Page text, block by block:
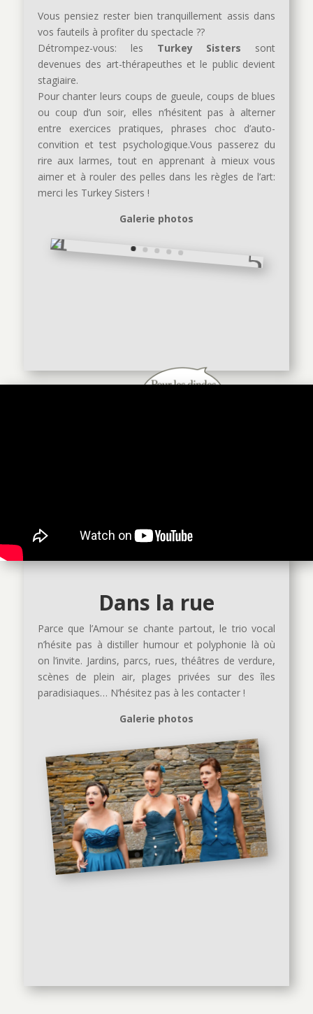
Vous pensiez rester bien tranquillement assis dans
vos fauteils à profiter du spectacle ??
Détrompez-vous: les Turkey Sisters sont
devenues des art-thérapeuthes et le public devient
stagiaire.
Pour chanter leurs coups de gueule, coups de blues
ou coup d’un soir, elles n’hésitent pas à alterner
entre exercices pratiques, phrases choc d’auto-
convition et test psychologique.Vous passerez du
rire aux larmes, tout en apprenant à mieux vous
aimer et à rouler des pelles dans les règles de l’art:
merci les Turkey Sisters !
Galerie photos
Dans la rue
Parce que l’Amour se chante partout, le trio vocal
n’hésite pas à distiller humour et polyphonie là où
on l’invite. Jardins, parcs, rues, théâtres de verdure,
scènes de plein air, plages privées sur des îles
paradisiaques… N’hésitez pas à les contacter !
Galerie photos